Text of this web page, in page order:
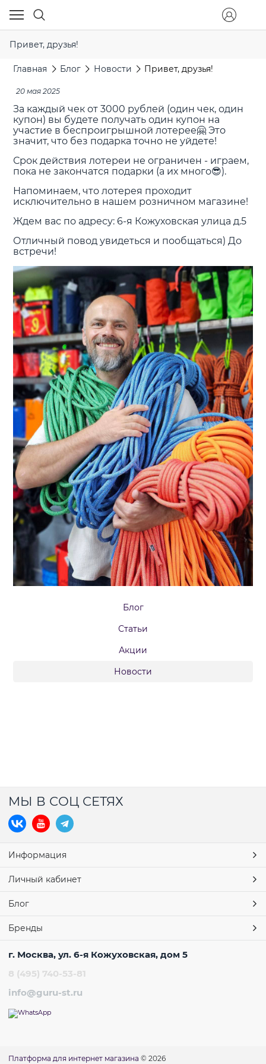
Привет, друзья!
Главная Блог Новости Привет, друзья!
20 мая 2025
За каждый чек от 3000 рублей (один чек, один
купон) вы будете получать один купон на
участие в беспроигрышной лотерее🤗 Это
значит, что без подарка точно не уйдете!
Срок действия лотереи не ограничен - играем,
пока не закончатся подарки (а их много😎).
Напоминаем, что лотерея проходит
исключительно в нашем розничном магазине!
Ждем вас по адресу: 6-я Кожуховская улица д.5
Отличный повод увидеться и пообщаться) До
встречи!
Блог
Статьи
Акции
Новости
МЫ В СОЦ СЕТЯХ
Информация
Личный кабинет
Блог
Бренды
г. Москва, ул. 6-я Кожуховская, дом 5
8 (495) 740-53-81
info@guru-st.ru
Платформа для интернет магазина © 2026